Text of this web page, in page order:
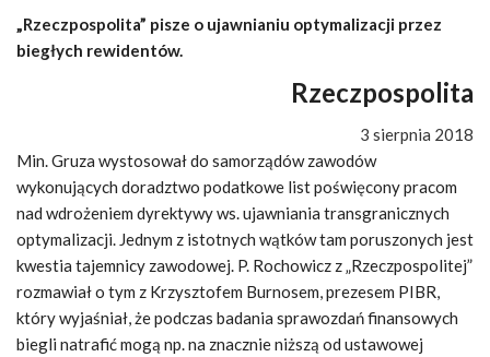
„Rzeczpospolita” pisze o ujawnianiu optymalizacji przez
biegłych rewidentów.
Rzeczpospolita
3 sierpnia 2018
Min. Gruza wystosował do samorządów zawodów
wykonujących doradztwo podatkowe list poświęcony pracom
nad wdrożeniem dyrektywy ws. ujawniania transgranicznych
optymalizacji. Jednym z istotnych wątków tam poruszonych jest
kwestia tajemnicy zawodowej. P. Rochowicz z „Rzeczpospolitej”
rozmawiał o tym z Krzysztofem Burnosem, prezesem PIBR,
który wyjaśniał, że podczas badania sprawozdań finansowych
biegli natrafić mogą np. na znacznie niższą od ustawowej